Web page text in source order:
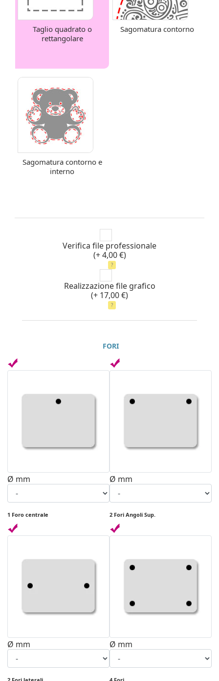
Taglio quadrato o
rettangolare
Sagomatura contorno
Sagomatura contorno e
interno
Verifica file professionale
(+ 4,00 €)
?
Realizzazione file grafico
(+ 17,00 €)
?
FORI
Ø mm
1 Foro centrale
Ø mm
2 Fori Angoli Sup.
Ø mm Ø mm